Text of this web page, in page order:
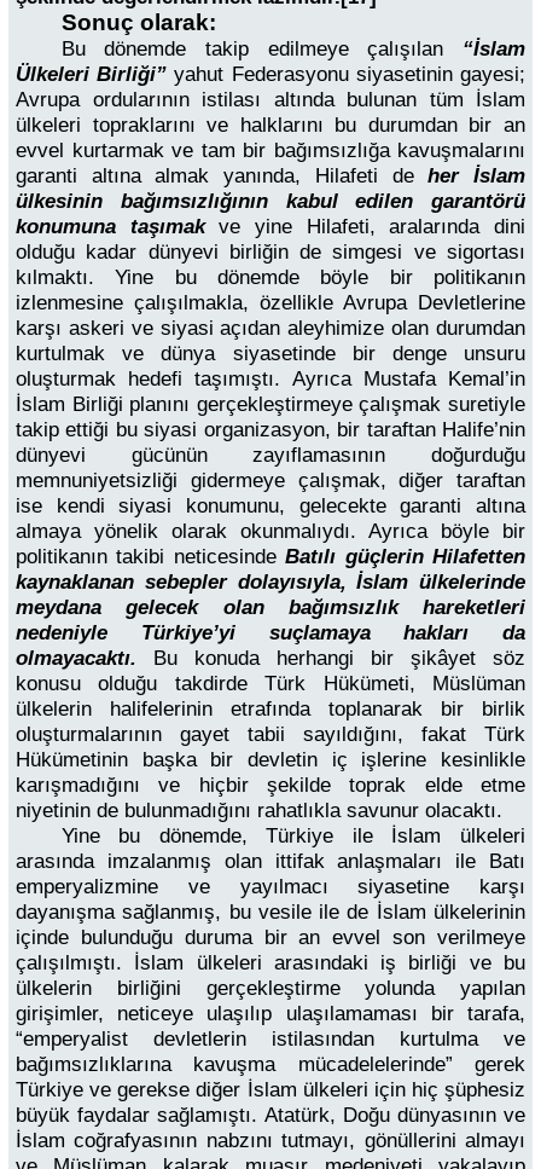
Sonuç olarak:
Bu dönemde takip edilmeye çalışılan “İslam
Ülkeleri Birliği” yahut Federasyonu siyasetinin gayesi;
Avrupa ordularının istilası altında bulunan tüm İslam
ülkeleri topraklarını ve halklarını bu durumdan bir an
evvel kurtarmak ve tam bir bağımsızlığa kavuşmalarını
garanti altına almak yanında, Hilafeti deher İslam
ülkesinin bağımsızlığının kabul edilen garantörü
konumuna taşımakve yine Hilafeti, aralarında dini
olduğu kadar dünyevi birliğin de simgesi ve sigortası
kılmaktı. Yine bu dönemde böyle bir politikanın
izlenmesine çalışılmakla, özellikle Avrupa Devletlerine
karşı askeri ve siyasi açıdan aleyhimize olan durumdan
kurtulmak ve dünya siyasetinde bir denge unsuru
oluşturmak hedefi taşımıştı. Ayrıca Mustafa Kemal’in
İslam Birliği planını gerçekleştirmeye çalışmak suretiyle
takip ettiği bu siyasi organizasyon, bir taraftan Halife’nin
dünyevi gücünün zayıflamasının doğurduğu
memnuniyetsizliği gidermeye çalışmak, diğer taraftan
ise kendi siyasi konumunu, gelecekte garanti altına
almaya yönelik olarak okunmalıydı. Ayrıca böyle bir
politikanın takibi neticesindeBatılı güçlerin Hilafetten
kaynaklanan sebepler dolayısıyla, İslam ülkelerinde
meydana gelecek olan bağımsızlık hareketleri
nedeniyle Türkiye’yi suçlamaya hakları da
olmayacaktı. Bu konuda herhangi bir şikâyet söz
konusu olduğu takdirde Türk Hükümeti, Müslüman
ülkelerin halifelerinin etrafında toplanarak bir birlik
oluşturmalarının gayet tabii sayıldığını, fakat Türk
Hükümetinin başka bir devletin iç işlerine kesinlikle
karışmadığını ve hiçbir şekilde toprak elde etme
niyetinin de bulunmadığını rahatlıkla savunur olacaktı.
Yine bu dönemde, Türkiye ile İslam ülkeleri
arasında imzalanmış olan ittifak anlaşmaları ile Batı
emperyalizmine ve yayılmacı siyasetine karşı
dayanışma sağlanmış, bu vesile ile de İslam ülkelerinin
içinde bulunduğu duruma bir an evvel son verilmeye
çalışılmıştı. İslam ülkeleri arasındaki iş birliği ve bu
ülkelerin birliğini gerçekleştirme yolunda yapılan
girişimler, neticeye ulaşılıp ulaşılamaması bir tarafa,
“emperyalist devletlerin istilasından kurtulma ve
bağımsızlıklarına kavuşma mücadelelerinde” gerek
Türkiye ve gerekse diğer İslam ülkeleri için hiç şüphesiz
büyük faydalar sağlamıştı. Atatürk, Doğu dünyasının ve
İslam coğrafyasının nabzını tutmayı, gönüllerini almayı